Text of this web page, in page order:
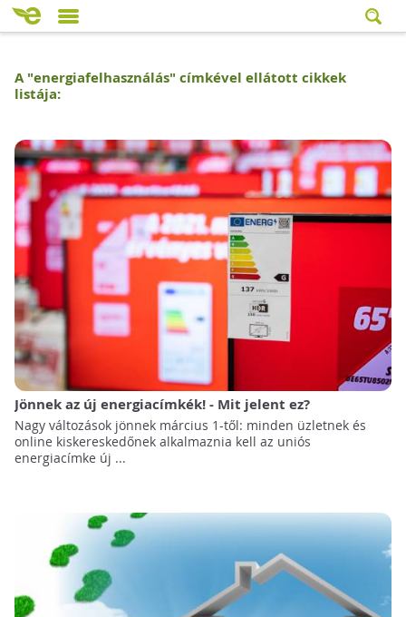
A "energiafelhasználás" címkével ellátott cikkek
listája:
Jönnek az új energiacímkék! - Mit jelent ez?
Nagy változások jönnek március 1-től: minden üzletnek és
online kiskereskedőnek alkalmaznia kell az uniós
energiacímke új ...